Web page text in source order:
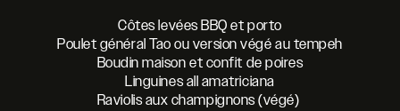
Côtes levées BBQ et porto
Poulet général Tao ou version végé au tempeh
Boudin maison et confit de poires
Linguines all amatriciana
Raviolis aux champignons (végé)